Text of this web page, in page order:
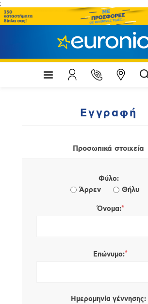
;
Εγγραφή
Προσωπικά στοιχεία
Φύλο:
Άρρεν
Θήλυ
Όνομα:*
Επώνυμο:*
Ημερομηνία γέννησης: